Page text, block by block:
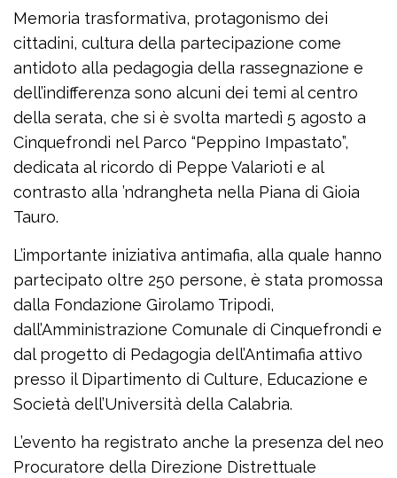
Memoria trasformativa, protagonismo dei
cittadini, cultura della partecipazione come
antidoto alla pedagogia della rassegnazione e
dell’indifferenza sono alcuni dei temi al centro
della serata, che si è svolta martedì 5 agosto a
Cinquefrondi nel Parco “Peppino Impastato”,
dedicata al ricordo di Peppe Valarioti e al
contrasto alla ’ndrangheta nella Piana di Gioia
Tauro.
L’importante iniziativa antimafia, alla quale hanno
partecipato oltre 250 persone, è stata promossa
dalla Fondazione Girolamo Tripodi,
dall’Amministrazione Comunale di Cinquefrondi e
dal progetto di Pedagogia dell’Antimafia attivo
presso il Dipartimento di Culture, Educazione e
Società dell’Università della Calabria.
L’evento ha registrato anche la presenza del neo
Procuratore della Direzione Distrettuale